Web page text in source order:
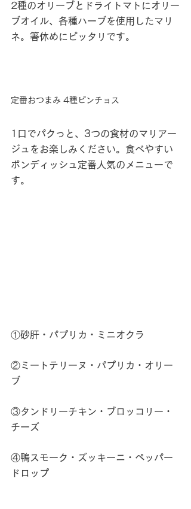
2種のオリーブとドライトマトにオリー
ブオイル、各種ハーブを使用したマリ
ネ。箸休めにピッタリです。
定番おつまみ 4種ピンチョス
1口でパクっと、3つの食材のマリアー
ジュをお楽しみください。食べやすい
ボンディッシュ定番人気のメニューで
す。
①砂肝・パプリカ・ミニオクラ
②ミートテリーヌ・パプリカ・オリー
ブ
③タンドリーチキン・ブロッコリー・
チーズ
④鴨スモーク・ズッキーニ・ペッパー
ドロップ